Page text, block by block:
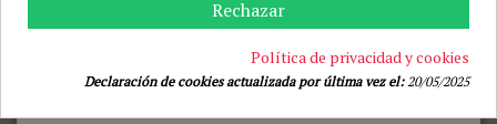
DROGUERÍA
Rechazar
Política de privacidad y cookies
Declaración de cookies actualizada por última vez el:20/05/2025